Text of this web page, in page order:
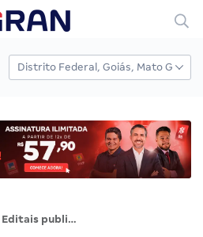
Editais publicados da semana ofertam mais de 900 vagas. Veja